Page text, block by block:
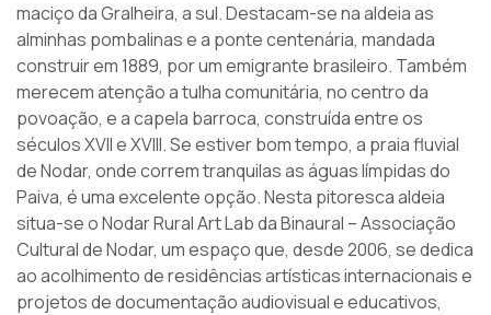
maciço da Gralheira, a sul. Destacam-se na aldeia as
alminhas pombalinas e a ponte centenária, mandada
construir em 1889, por um emigrante brasileiro. Também
merecem atenção a tulha comunitária, no centro da
povoação, e a capela barroca, construída entre os
séculos XVII e XVIII. Se estiver bom tempo, a praia fluvial
de Nodar, onde correm tranquilas as águas límpidas do
Paiva, é uma excelente opção. Nesta pitoresca aldeia
situa-se o Nodar Rural Art Lab da Binaural – Associação
Cultural de Nodar, um espaço que, desde 2006, se dedica
ao acolhimento de residências artísticas internacionais e
projetos de documentação audiovisual e educativos,